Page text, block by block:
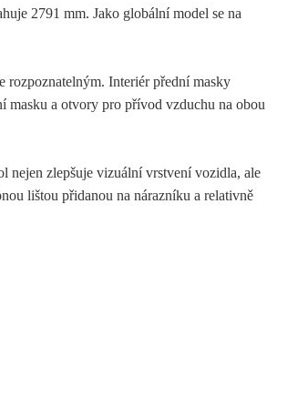
2791 mm. Jako globální model se na
rozpoznatelným. Interiér přední masky
masku a otvory pro přívod vzduchu na obou
nejen zlepšuje vizuální vrstvení vozidla, ale
lištou přidanou na nárazníku a relativně